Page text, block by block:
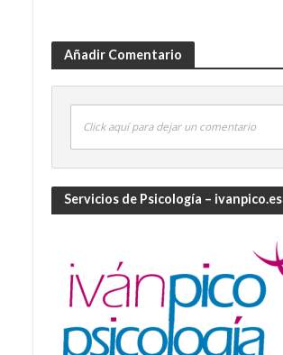
Añadir Comentario
Click aquí para dejar un comentario
Servicios de Psicología – ivanpico.es